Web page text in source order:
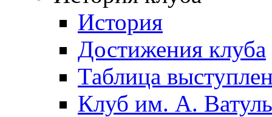
История
Достижения клуба
Таблица
Клуб им. А.